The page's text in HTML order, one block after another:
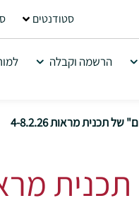
סטודנטים
הרשמה וקבלה
תכנית מראות 4-8.2.26